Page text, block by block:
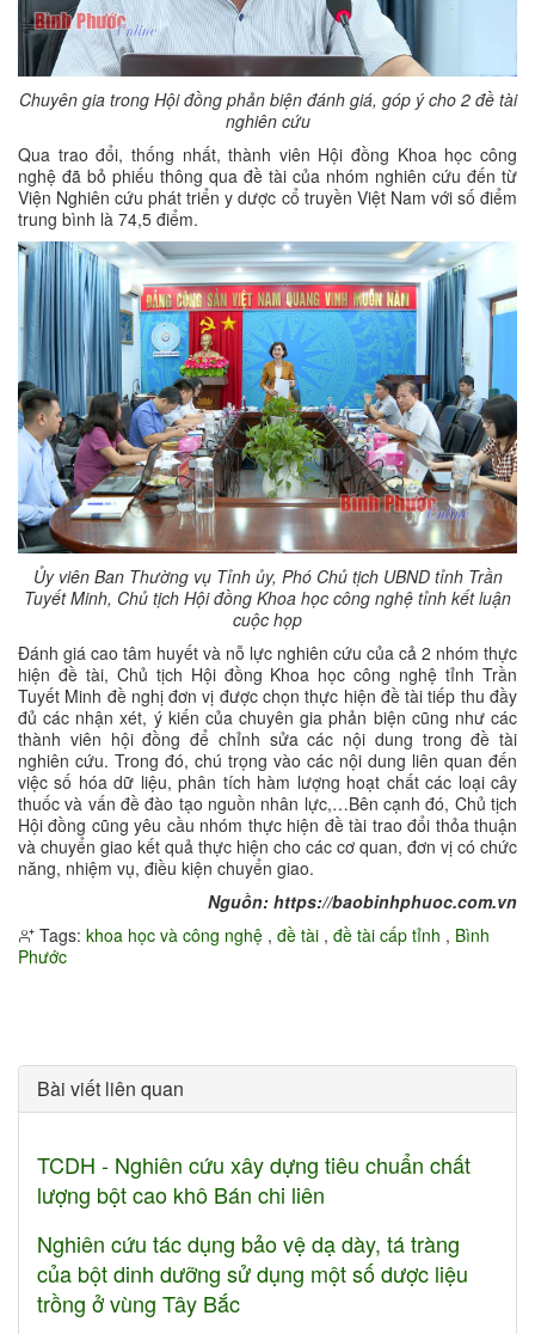
Chuyên gia trong Hội đồng phản biện đánh giá, góp ý cho 2 đề tài
nghiên cứu
Qua trao đổi, thống nhất, thành viên Hội đồng Khoa học công
nghệ đã bỏ phiếu thông qua đề tài của nhóm nghiên cứu đến từ
Viện Nghiên cứu phát triển y dược cổ truyền Việt Nam với số điểm
trung bình là 74,5 điểm.
Ủy viên Ban Thường vụ Tỉnh ủy, Phó Chủ tịch UBND tỉnh Trần
Tuyết Minh, Chủ tịch Hội đồng Khoa học công nghệ tỉnh kết luận
cuộc họp
Đánh giá cao tâm huyết và nỗ lực nghiên cứu của cả 2 nhóm thực
hiện đề tài, Chủ tịch Hội đồng Khoa học công nghệ tỉnh Trần
Tuyết Minh đề nghị đơn vị được chọn thực hiện đề tài tiếp thu đầy
đủ các nhận xét, ý kiến của chuyên gia phản biện cũng như các
thành viên hội đồng để chỉnh sửa các nội dung trong đề tài
nghiên cứu. Trong đó, chú trọng vào các nội dung liên quan đến
việc số hóa dữ liệu, phân tích hàm lượng hoạt chất các loại cây
thuốc và vấn đề đào tạo nguồn nhân lực,…Bên cạnh đó, Chủ tịch
Hội đồng cũng yêu cầu nhóm thực hiện đề tài trao đổi thỏa thuận
và chuyển giao kết quả thực hiện cho các cơ quan, đơn vị có chức
năng, nhiệm vụ, điều kiện chuyển giao.
Nguồn: https://baobinhphuoc.com.vn
Tags: khoa học và công nghệ , đề tài , đề tài cấp tỉnh , Bình
Phước
Bài viết liên quan
TCDH - Nghiên cứu xây dựng tiêu chuẩn chất
lượng bột cao khô Bán chi liên
Nghiên cứu tác dụng bảo vệ dạ dày, tá tràng
của bột dinh dưỡng sử dụng một số dược liệu
trồng ở vùng Tây Bắc